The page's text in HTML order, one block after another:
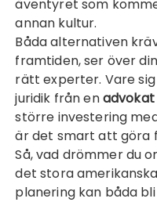
äventyret som
annan kultur.
Båda alternativen
framtiden, ser över
rätt experter. Vare
juridik från en
större investering
är det smart att göra
Så, vad drömmer du
det stora
planering kan båda